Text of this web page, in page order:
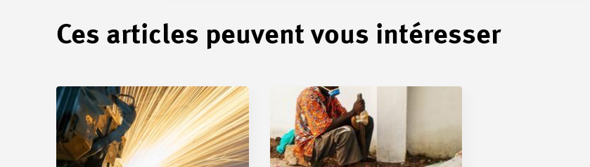
Ces articles peuvent vous intéresser